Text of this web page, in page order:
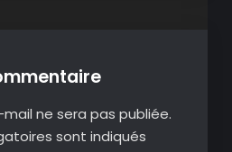
ne sera pas publiée.
sont indiqués